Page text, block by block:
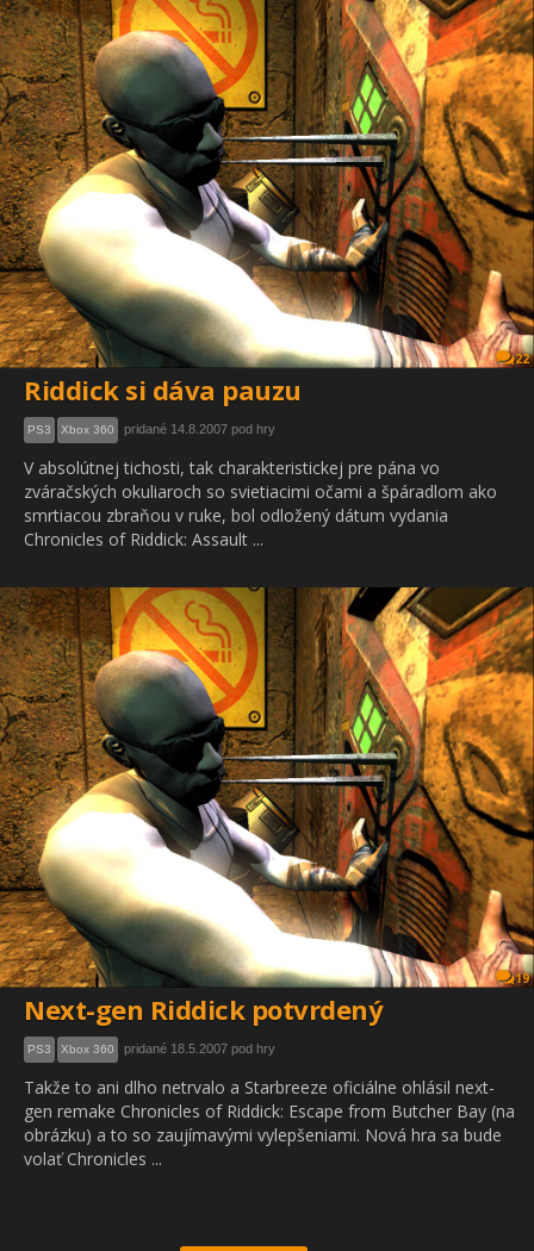
22
Riddick si dáva pauzu
PS3 Xbox 360 pridané 14.8.2007 pod hry
V absolútnej tichosti, tak charakteristickej pre pána vo
zváračských okuliaroch so svietiacimi očami a špáradlom ako
smrtiacou zbraňou v ruke, bol odložený dátum vydania
Chronicles of Riddick: Assault ...
19
Next-gen Riddick potvrdený
PS3 Xbox 360 pridané 18.5.2007 pod hry
Takže to ani dlho netrvalo a Starbreeze oficiálne ohlásil next-
gen remake Chronicles of Riddick: Escape from Butcher Bay (na
obrázku) a to so zaujímavými vylepšeniami. Nová hra sa bude
volať Chronicles ...